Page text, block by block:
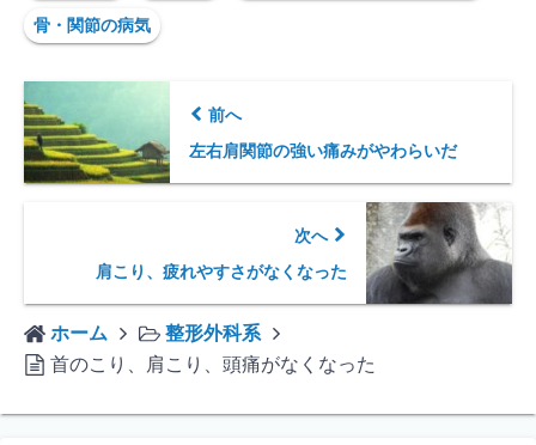
骨・関節の病気
前へ
左右肩関節の強い痛みがやわらいだ
次へ
肩こり、疲れやすさがなくなった
ホーム
整形外科系
首のこり、肩こり、頭痛がなくなった